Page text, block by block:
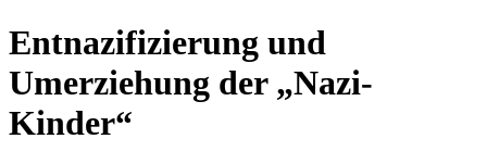
Entnazifizierung und
Umerziehung der „Nazi-
Kinder“